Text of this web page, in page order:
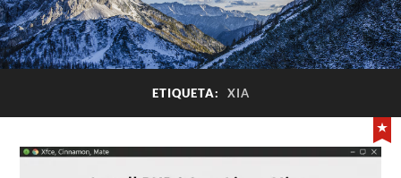
ETIQUETA: XIA